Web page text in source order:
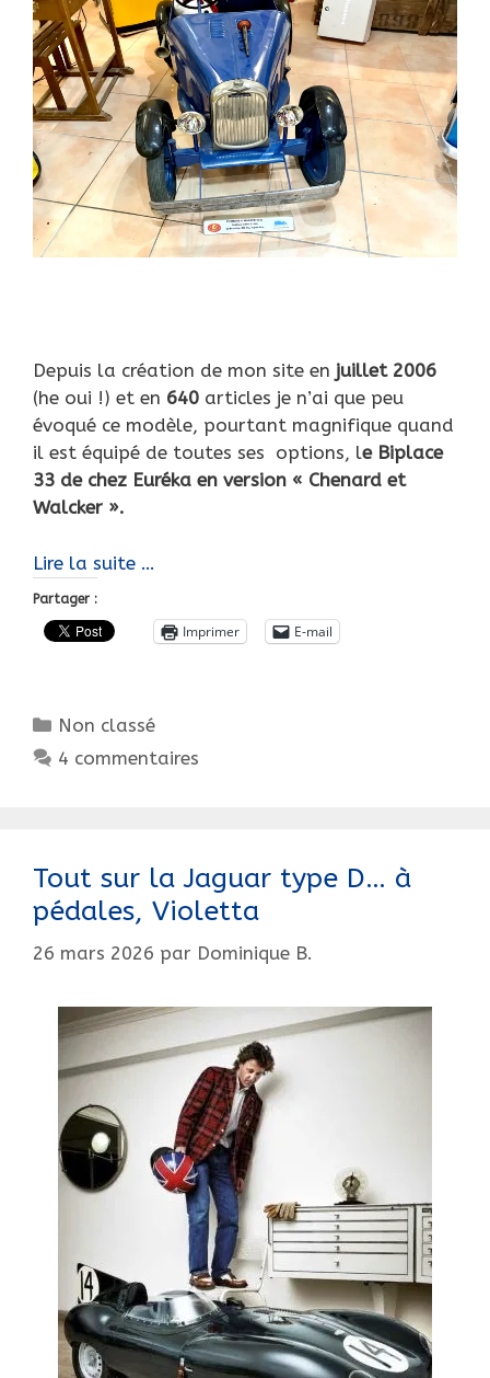
Depuis la création de mon site en juillet 2006
(he oui !) et en 640 articles je n’ai que peu
évoqué ce modèle, pourtant magnifique quand
il est équipé de toutes ses options, le Biplace
33 de chez Euréka en version « Chenard et
Walcker ».
Lire la suite …
EK
15,
et
rare
WALCKER
toutes
options.
Partager :
Imprimer E-mail
Catégories
Non classé
4 commentaires
Tout sur la Jaguar type D… à
pédales, Violetta
26 mars 2026 par Dominique B.